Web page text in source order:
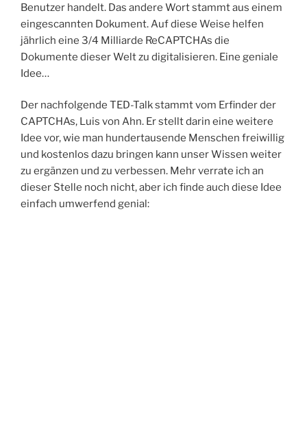
Benutzer handelt. Das andere Wort stammt aus einem
eingescannten Dokument. Auf diese Weise helfen
jährlich eine 3/4 Milliarde ReCAPTCHAs die
Dokumente dieser Welt zu digitalisieren. Eine geniale
Idee…
Der nachfolgende TED-Talk stammt vom Erfinder der
CAPTCHAs, Luis von Ahn. Er stellt darin eine weitere
Idee vor, wie man hundertausende Menschen freiwillig
und kostenlos dazu bringen kann unser Wissen weiter
zu ergänzen und zu verbessen. Mehr verrate ich an
dieser Stelle noch nicht, aber ich finde auch diese Idee
einfach umwerfend genial: